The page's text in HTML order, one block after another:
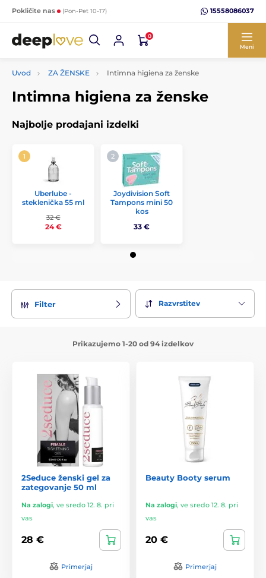
Pokličite nas (Pon-Pet 10-17) 15558086037
0
Meni
Uvod ZA ŽENSKE Intimna higiena za ženske
Intimna higiena za ženske
Najbolje prodajani izdelki
Uberlube -
steklenička 55 ml
32 €
24 €
Joydivision Soft
Tampons mini 50
kos
33 €
Filter Razvrstitev
Prikazujemo 1-20 od 94 izdelkov
2Seduce ženski gel za
zategovanje 50 ml
Na zalogi, ve sredo 12. 8. pri
vas
28 €
Primerjaj
Beauty Booty serum
Na zalogi, ve sredo 12. 8. pri
vas
20 €
Primerjaj